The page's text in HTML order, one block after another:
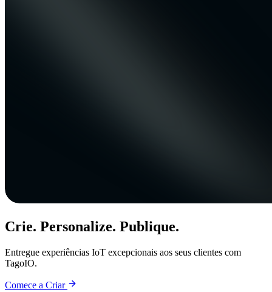
Crie. Personalize. Publique.
Entregue experiências IoT excepcionais aos seus clientes com
TagoIO.
Comece a Criar